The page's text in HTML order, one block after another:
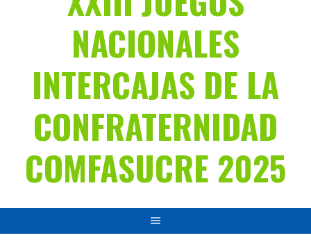
NACIONALES
INTERCAJAS DE LA
CONFRATERNIDAD
COMFASUCRE 2025